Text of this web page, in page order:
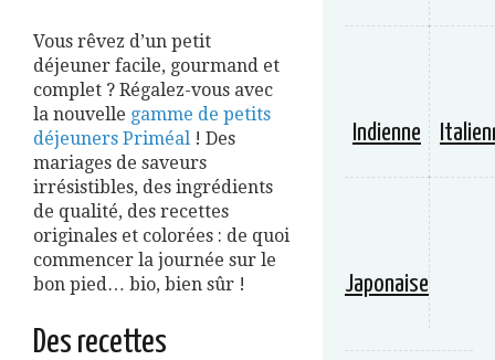
Vous rêvez d’un petit
déjeuner facile, gourmand et
complet ? Régalez-vous avec
la nouvelle gamme de petits
déjeuners Priméal ! Des
mariages de saveurs
irrésistibles, des ingrédients
de qualité, des recettes
originales et colorées : de quoi
commencer la journée sur le
bon pied… bio, bien sûr !
Des recettes
Indienne
Japonaise